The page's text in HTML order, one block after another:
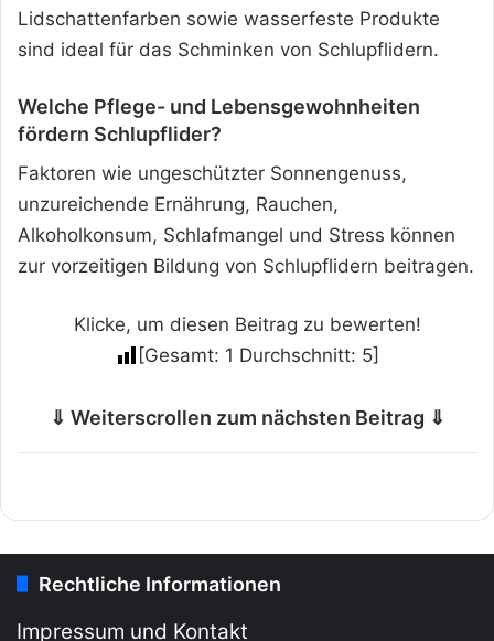
Lidschattenfarben sowie wasserfeste Produkte
sind ideal für das Schminken von Schlupflidern.
Welche Pflege- und Lebensgewohnheiten
fördern Schlupflider?
Faktoren wie ungeschützter Sonnengenuss,
unzureichende Ernährung, Rauchen,
Alkoholkonsum, Schlafmangel und Stress können
zur vorzeitigen Bildung von Schlupflidern beitragen.
Klicke, um diesen Beitrag zu bewerten!
[Gesamt: 1 Durchschnitt: 5]
⇓ Weiterscrollen zum nächsten Beitrag ⇓
Rechtliche Informationen
Impressum und Kontakt